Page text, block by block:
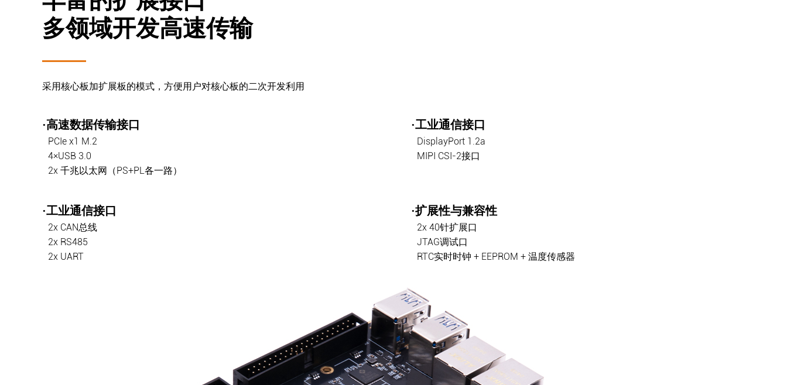
多领域开发高速传输
采用核心板加扩展板的模式，方便用户对核心板的二次开发利用
·高速数据传输接口
PCIe x1 M.2
4×USB 3.0
2x 千兆以太网（PS+PL各一路）
·工业通信接口
DisplayPort 1.2a
MIPI CSI-2接口
·工业通信接口
2x CAN总线
2x RS485
2x UART
·扩展性与兼容性
2x 40针扩展口
JTAG调试口
RTC实时时钟 + EEPROM + 温度传感器